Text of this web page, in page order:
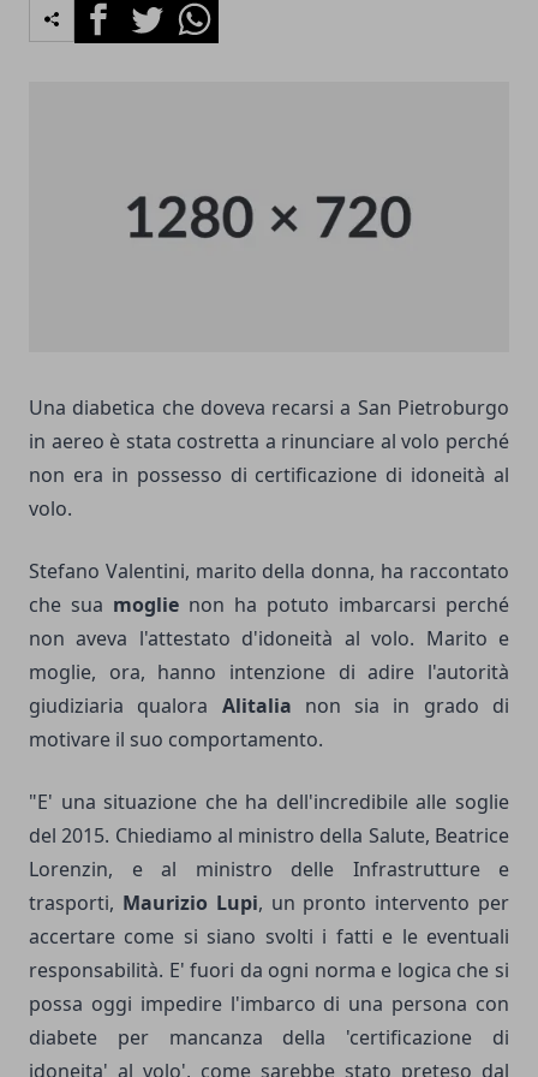
FacebookTwitterWhatsapp
Una diabetica che doveva recarsi a San Pietroburgo
in aereo è stata costretta a rinunciare al volo perché
non era in possesso di certificazione di idoneità al
volo.
Stefano Valentini, marito della donna, ha raccontato
che sua moglie non ha potuto imbarcarsi perché
non aveva l'attestato d'idoneità al volo. Marito e
moglie, ora, hanno intenzione di adire l'autorità
giudiziaria qualora Alitalia non sia in grado di
motivare il suo comportamento.
"E' una situazione che ha dell'incredibile alle soglie
del 2015. Chiediamo al ministro della Salute, Beatrice
Lorenzin, e al ministro delle Infrastrutture e
trasporti, Maurizio Lupi, un pronto intervento per
accertare come si siano svolti i fatti e le eventuali
responsabilità. E' fuori da ogni norma e logica che si
possa oggi impedire l'imbarco di una persona con
diabete per mancanza della 'certificazione di
idoneita' al volo', come sarebbe stato preteso dal